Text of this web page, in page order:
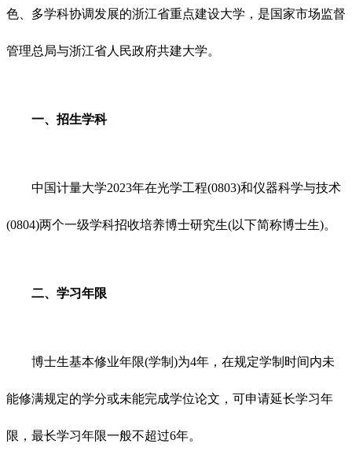
色、多学科协调发展的浙江省重点建设大学，是国家市场监督
管理总局与浙江省人民政府共建大学。
一、招生学科
中国计量大学2023年在光学工程(0803)和仪器科学与技术
(0804)两个一级学科招收培养博士研究生(以下简称博士生)。
二、学习年限
博士生基本修业年限(学制)为4年，在规定学制时间内未
能修满规定的学分或未能完成学位论文，可申请延长学习年
限，最长学习年限一般不超过6年。